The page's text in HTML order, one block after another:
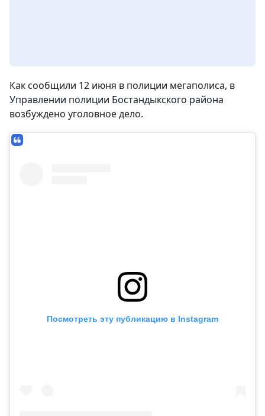
Как сообщили 12 июня в полиции мегаполиса, в
Управлении полиции Бостандыкского района
возбуждено уголовное дело.
Посмотреть эту публикацию в Instagram